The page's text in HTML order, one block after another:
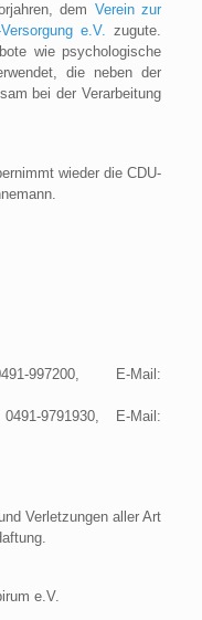
dem Verein zur
Versorgung e.V.zugute.
wie psychologische
die neben der
bei der Verarbeitung
wieder die CDU-
997200, E-Mail:
9791930, E-Mail:
Verletzungen aller Art
e.V.